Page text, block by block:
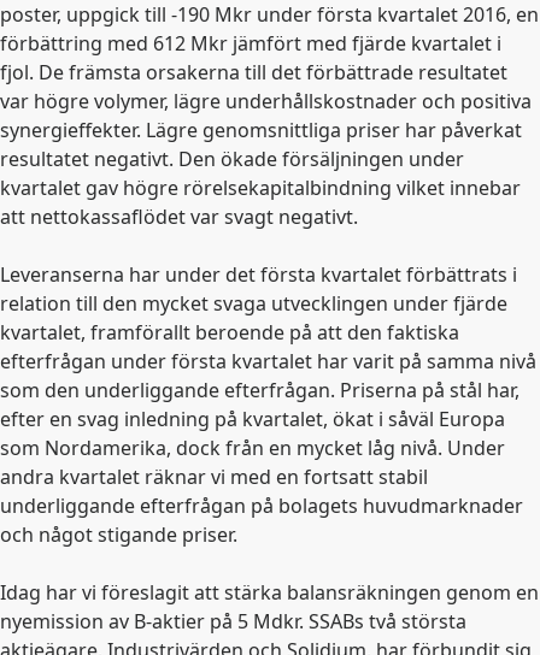
poster, uppgick till -190 Mkr under första kvartalet 2016, en
förbättring med 612 Mkr jämfört med fjärde kvartalet i
fjol. De främsta orsakerna till det förbättrade resultatet
var högre volymer, lägre underhållskostnader och positiva
synergieffekter. Lägre genomsnittliga priser har påverkat
resultatet negativt. Den ökade försäljningen under
kvartalet gav högre rörelsekapitalbindning vilket innebar
att nettokassaflödet var svagt negativt.
Leveranserna har under det första kvartalet förbättrats i
relation till den mycket svaga utvecklingen under fjärde
kvartalet, framförallt beroende på att den faktiska
efterfrågan under första kvartalet har varit på samma nivå
som den underliggande efterfrågan. Priserna på stål har,
efter en svag inledning på kvartalet, ökat i såväl Europa
som Nordamerika, dock från en mycket låg nivå. Under
andra kvartalet räknar vi med en fortsatt stabil
underliggande efterfrågan på bolagets huvudmarknader
och något stigande priser.
Idag har vi föreslagit att stärka balansräkningen genom en
nyemission av B-aktier på 5 Mdkr. SSABs två största